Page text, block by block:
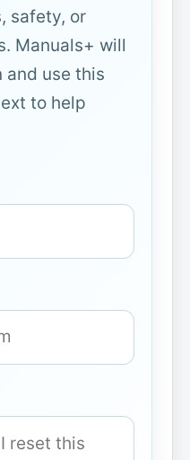
safety, or
Manuals+ will
and use this
to help